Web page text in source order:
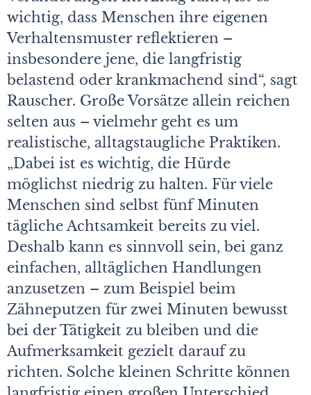
wichtig, dass Menschen ihre eigenen
Verhaltensmuster reflektieren –
insbesondere jene, die langfristig
belastend oder krankmachend sind“, sagt
Rauscher. Große Vorsätze allein reichen
selten aus – vielmehr geht es um
realistische, alltagstaugliche Praktiken.
„Dabei ist es wichtig, die Hürde
möglichst niedrig zu halten. Für viele
Menschen sind selbst fünf Minuten
tägliche Achtsamkeit bereits zu viel.
Deshalb kann es sinnvoll sein, bei ganz
einfachen, alltäglichen Handlungen
anzusetzen – zum Beispiel beim
Zähneputzen für zwei Minuten bewusst
bei der Tätigkeit zu bleiben und die
Aufmerksamkeit gezielt darauf zu
richten. Solche kleinen Schritte können